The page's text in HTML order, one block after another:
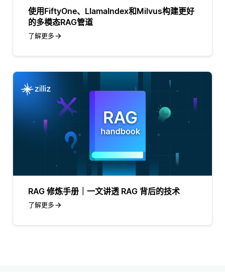
使用FiftyOne、LlamaIndex和Milvus构建更好
的多模态RAG管道
了解更多
RAG 修炼手册｜一文讲透 RAG 背后的技术
了解更多